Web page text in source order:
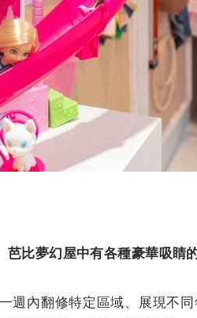
芭比夢幻屋中有各種豪華吸睛
週內翻修特定區域、展現不